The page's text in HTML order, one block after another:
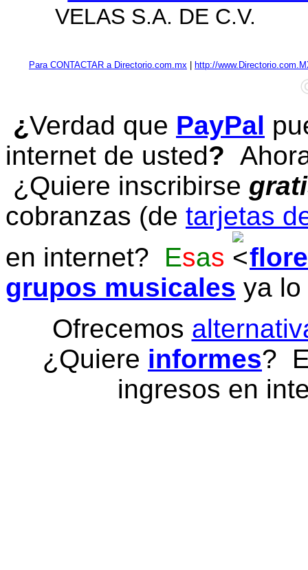
VELAS S.A. DE C.V.
Para CONTACTAR a Directorio.com.mx http://
¿Verdad que PayPal
internet de usted?
¿Quiere inscribirse
cobranzas (de tarjetas
en internet? Esas
grupos musicales ya
Ofrecemos
¿Quiere informes?
ingresos en